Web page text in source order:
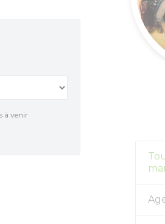
Balades natures dans la lande
à venir